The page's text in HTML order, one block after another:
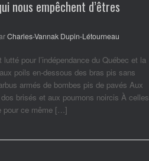
nous empêchent d’êtres
Charles-Vannak Dupin-Létourneau
pour l’indépendance du Québec et la
poils en-dessous des bras pis sans
armés de bombes pis de pavés Aux
brisés et aux poumons noircis À celles
pour ce même […]